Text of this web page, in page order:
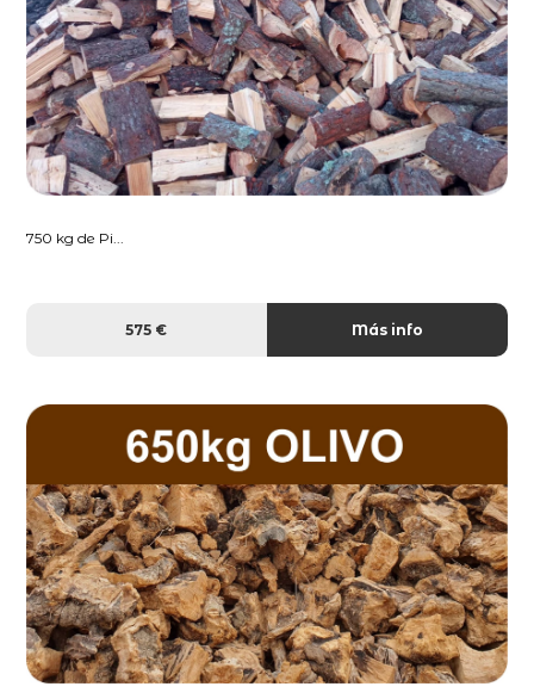
750 kg de Pi...
575 € Más info